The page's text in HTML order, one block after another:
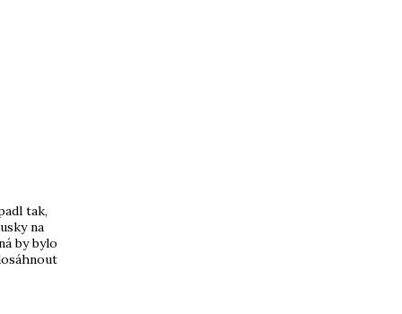
tak,
na
by bylo